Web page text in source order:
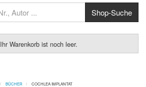
Ihr Warenkorb ist noch leer.
BÜCHER COCHLEA IMPLANTAT